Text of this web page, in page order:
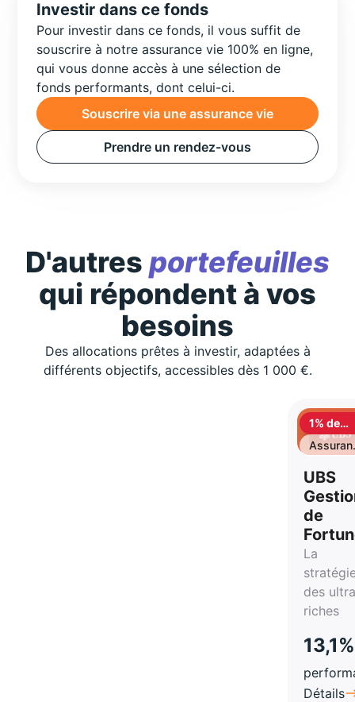
Investir dans ce fonds
Pour investir dans ce fonds, il vous suffit de
souscrire à notre assurance vie 100% en ligne,
qui vous donne accès à une sélection de
fonds performants, dont celui-ci.
Souscrire via une assurance vie
Prendre un rendez-vous
D'autres portefeuilles
qui répondent à vos
besoins
Des allocations prêtes à investir, adaptées à
différents objectifs, accessibles dès 1 000 €.
1% de
UBS
de
La
des
riches
13,1%
Détails